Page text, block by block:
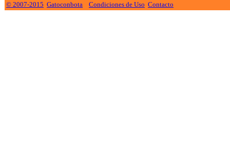
© 2007-2015 Gatoconbota Condiciones de Uso Contacto